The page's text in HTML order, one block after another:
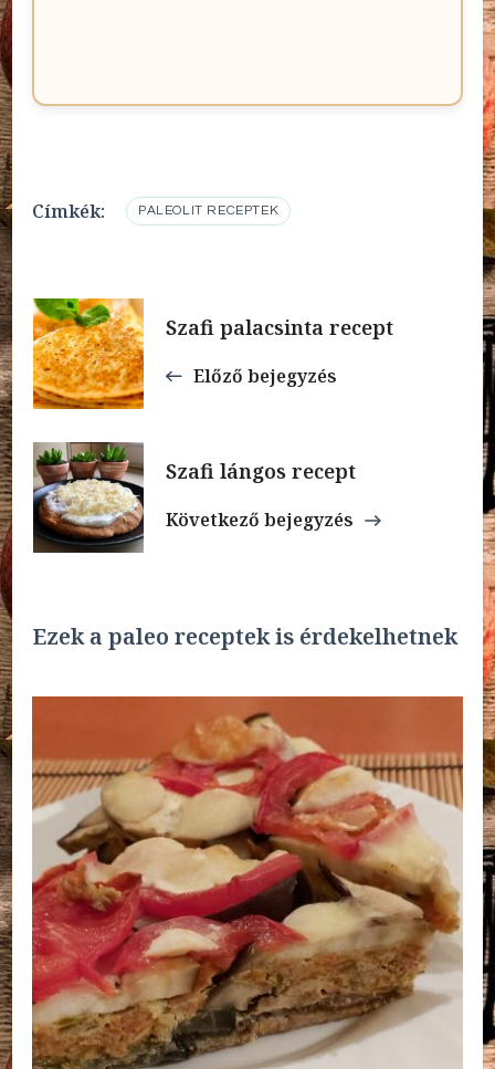
Címkék: PALEOLIT RECEPTEK
Bejegyzések
navigációja
Szafi palacsinta recept
Előző bejegyzés
Szafi lángos recept
Következő bejegyzés
Ezek a paleo receptek is érdekelhetnek